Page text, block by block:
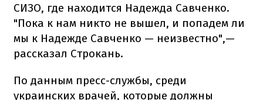
СИЗО, где находится Надежда Савченко.
"Пока к нам никто не вышел, и попадем ли
мы к Надежде Савченко — неизвестно",—
рассказал Строкань.
По данным пресс-службы, среди
украинских врачей, которые должны